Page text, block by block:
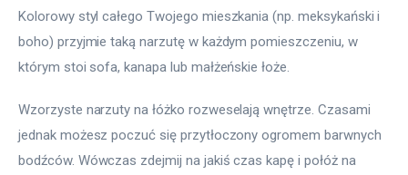
Kolorowy styl całego Twojego mieszkania (np. meksykański i
boho) przyjmie taką narzutę w każdym pomieszczeniu, w
którym stoi sofa, kanapa lub małżeńskie łoże.
Wzorzyste narzuty na łóżko rozweselają wnętrze. Czasami
jednak możesz poczuć się przytłoczony ogromem barwnych
bodźców. Wówczas zdejmij na jakiś czas kapę i połóż na